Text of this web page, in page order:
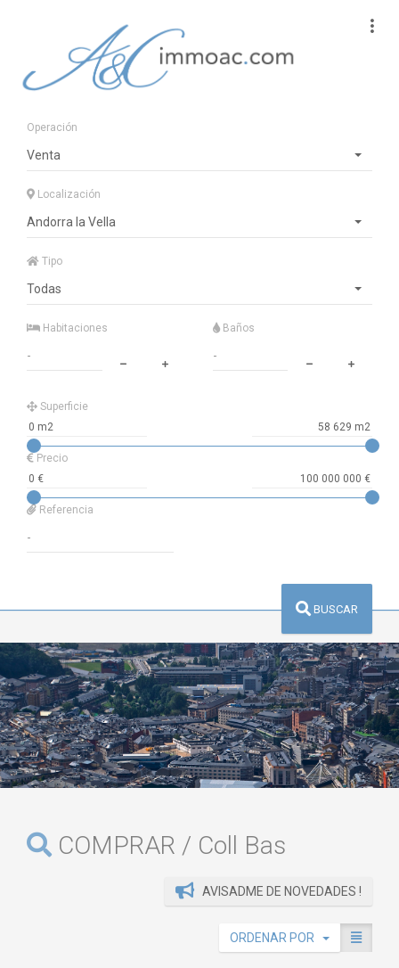
Operación
Venta
Localización
Andorra la Vella
Tipo
Todas
Habitaciones Baños
Superficie
Precio
Referencia
BUSCAR
COMPRAR / Coll Bas
AVISADME DE NOVEDADES !
ORDENAR POR